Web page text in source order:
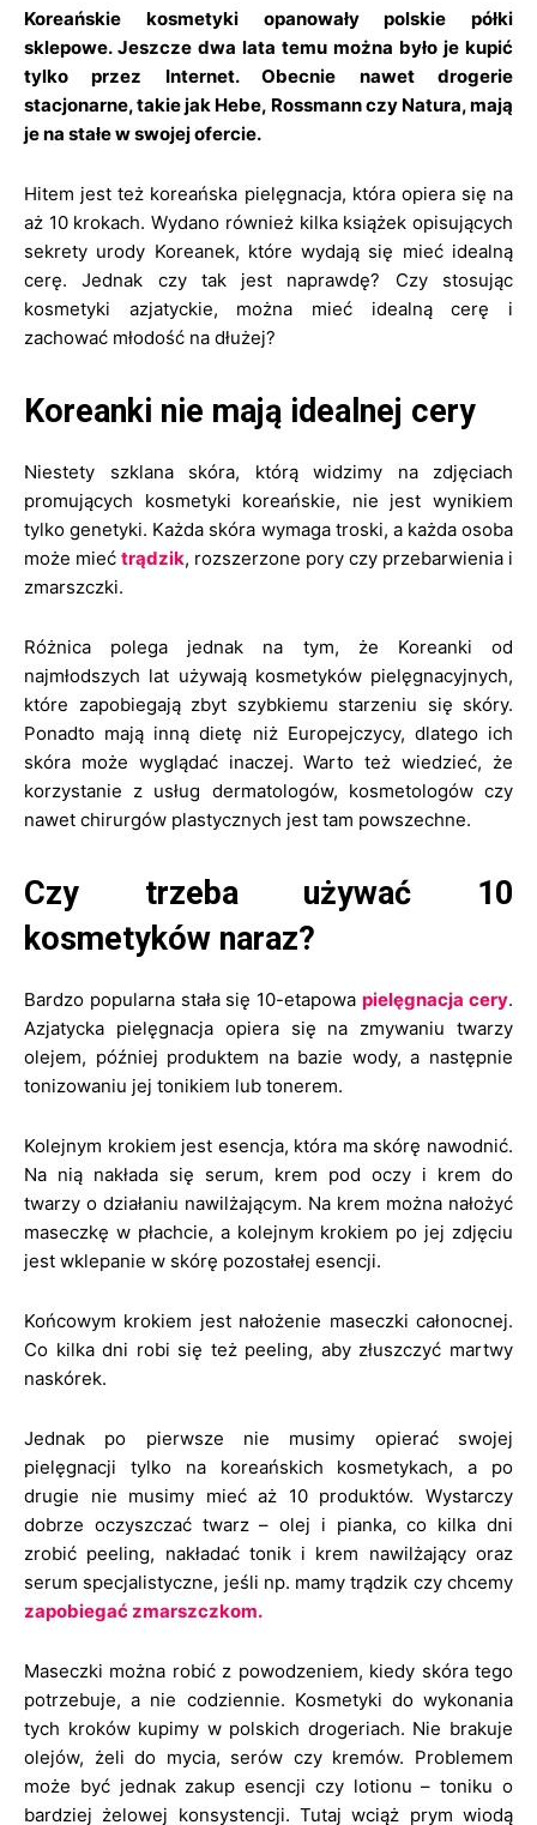
Koreańskie kosmetyki opanowały polskie półki
sklepowe. Jeszcze dwa lata temu można było je kupić
tylko przez Internet. Obecnie nawet drogerie
stacjonarne, takie jak Hebe, Rossmann czy Natura, mają
je na stałe w swojej ofercie.
Hitem jest też koreańska pielęgnacja, która opiera się na
aż 10 krokach. Wydano również kilka książek opisujących
sekrety urody Koreanek, które wydają się mieć idealną
cerę. Jednak czy tak jest naprawdę? Czy stosując
kosmetyki azjatyckie, można mieć idealną cerę i
zachować młodość na dłużej?
Koreanki nie mają idealnej cery
Niestety szklana skóra, którą widzimy na zdjęciach
promujących kosmetyki koreańskie, nie jest wynikiem
tylko genetyki. Każda skóra wymaga troski, a każda osoba
może mieć trądzik, rozszerzone pory czy przebarwienia i
zmarszczki.
Różnica polega jednak na tym, że Koreanki od
najmłodszych lat używają kosmetyków pielęgnacyjnych,
które zapobiegają zbyt szybkiemu starzeniu się skóry.
Ponadto mają inną dietę niż Europejczycy, dlatego ich
skóra może wyglądać inaczej. Warto też wiedzieć, że
korzystanie z usług dermatologów, kosmetologów czy
nawet chirurgów plastycznych jest tam powszechne.
Czy trzeba używać 10
kosmetyków naraz?
Bardzo popularna stała się 10-etapowapielęgnacja cery.
Azjatycka pielęgnacja opiera się na zmywaniu twarzy
olejem, później produktem na bazie wody, a następnie
tonizowaniu jej tonikiem lub tonerem.
Kolejnym krokiem jest esencja, która ma skórę nawodnić.
Na nią nakłada się serum, krem pod oczy i krem do
twarzy o działaniu nawilżającym. Na krem można nałożyć
maseczkę w płachcie, a kolejnym krokiem po jej zdjęciu
jest wklepanie w skórę pozostałej esencji.
Końcowym krokiem jest nałożenie maseczki całonocnej.
Co kilka dni robi się też peeling, aby złuszczyć martwy
naskórek.
Jednak po pierwsze nie musimy opierać swojej
pielęgnacji tylko na koreańskich kosmetykach, a po
drugie nie musimy mieć aż 10 produktów. Wystarczy
dobrze oczyszczać twarz – olej i pianka, co kilka dni
zrobić peeling, nakładać tonik i krem nawilżający oraz
serum specjalistyczne, jeśli np. mamy trądzik czy chcemy
zapobiegać zmarszczkom.
Maseczki można robić z powodzeniem, kiedy skóra tego
potrzebuje, a nie codziennie. Kosmetyki do wykonania
tych kroków kupimy w polskich drogeriach. Nie brakuje
olejów, żeli do mycia, serów czy kremów. Problemem
może być jednak zakup esencji czy lotionu – toniku o
bardziej żelowej konsystencji. Tutaj wciąż prym wiodą